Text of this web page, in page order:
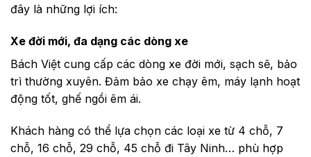
đây là những lợi ích:
Xe đời mới, đa dạng các dòng xe
Bách Việt cung cấp các dòng xe đời mới, sạch sẽ, bảo
trì thường xuyên. Đảm bảo xe chạy êm, máy lạnh hoạt
động tốt, ghế ngồi êm ái.
Khách hàng có thể lựa chọn các loại xe từ 4 chỗ, 7
chỗ, 16 chỗ, 29 chỗ, 45 chỗ đi Tây Ninh… phù hợp